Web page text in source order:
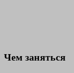
Чем заняться